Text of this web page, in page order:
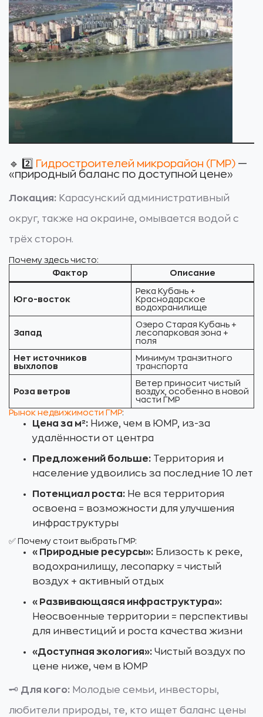
🔹 2️⃣ Гидростроителей микрорайон (ГМР) —
«природный баланс по доступной цене»
Локация: Карасунский административный
округ, также на окраине, омывается водой с
трёх сторон.
Почему здесь чисто:
Фактор
Описание
Юго-восток
Река Кубань +
Краснодарское
водохранилище
Запад
Озеро Старая Кубань +
лесопарковая зона +
поля
Нет источников
выхлопов
Минимум транзитного
транспорта
Роза ветров
Ветер приносит чистый
воздух, особенно в новой
части ГМР
Рынок недвижимости ГМР:
Цена за м²: Ниже, чем в ЮМР, из-за
удалённости от центра
Предложений больше: Территория и
население удвоились за последние 10 лет
Потенциал роста: Не вся территория
освоена = возможности для улучшения
инфраструктуры
✅ Почему стоит выбрать ГМР:
«Природные ресурсы»: Близость к реке,
водохранилищу, лесопарку = чистый
воздух + активный отдых
«Развивающаяся инфраструктура»:
Неосвоенные территории = перспективы
для инвестиций и роста качества жизни
«Доступная экология»: Чистый воздух по
цене ниже, чем в ЮМР
🗝️ Для кого: Молодые семьи, инвесторы,
любители природы, те, кто ищет баланс цены